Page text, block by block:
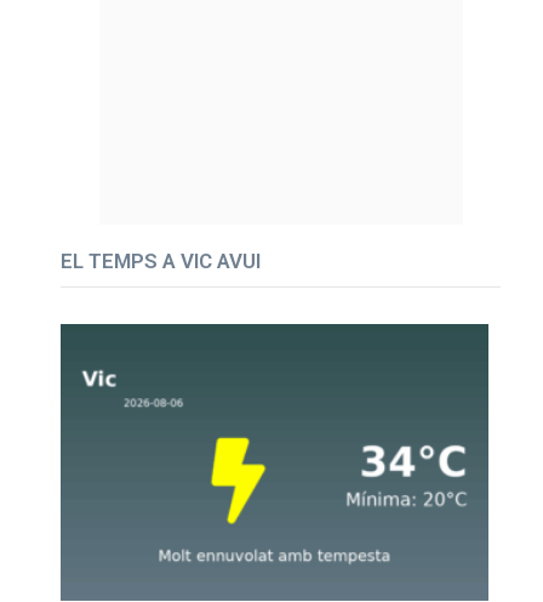
EL TEMPS A VIC AVUI